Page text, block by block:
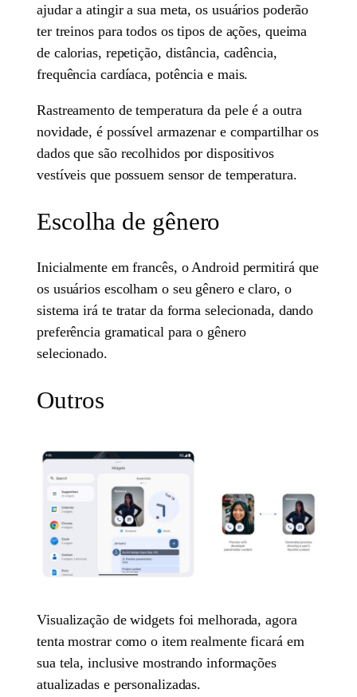
ajudar a atingir a sua meta, os usuários poderão
ter treinos para todos os tipos de ações, queima
de calorias, repetição, distância, cadência,
frequência cardíaca, potência e mais.
Rastreamento de temperatura da pele é a outra
novidade, é possível armazenar e compartilhar os
dados que são recolhidos por dispositivos
vestíveis que possuem sensor de temperatura.
Escolha de gênero
Inicialmente em francês, o Android permitirá que
os usuários escolham o seu gênero e claro, o
sistema irá te tratar da forma selecionada, dando
preferência gramatical para o gênero
selecionado.
Outros
Visualização de widgets foi melhorada, agora
tenta mostrar como o item realmente ficará em
sua tela, inclusive mostrando informações
atualizadas e personalizadas.